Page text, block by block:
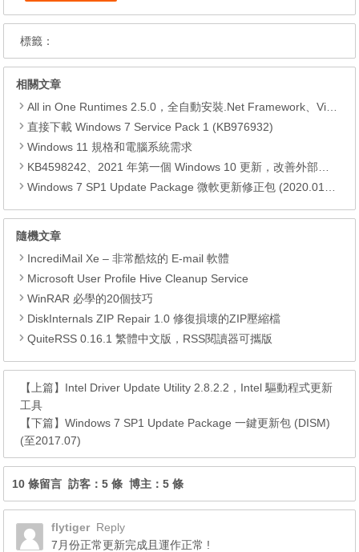
標籤：
相關文章
All in One Runtimes 2.5.0，全自動安裝.Net Framework、Visual C++、DirectX、Flash Player、JRE
直接下載 Windows 7 Service Pack 1 (KB976932)
Windows 11 規格和電腦系統需求
KB4598242、2021 年第一個 Windows 10 更新，改善外部裝置安全性、解決HTTPS安全漏洞、印表機呼叫(RPC)漏洞
Windows 7 SP1 Update Package 微軟更新修正包 (2020.01月份)
隨機文章
IncrediMail Xe – 非常酷炫的 E-mail 軟體
Microsoft User Profile Hive Cleanup Service
WinRAR 必學的20個技巧
DiskInternals ZIP Repair 1.0 修復損壞的ZIP壓縮檔
QuiteRSS 0.16.1 繁體中文版，RSS閱讀器可攜版
【上篇】 Intel Driver Update Utility 2.8.2.2，Intel 驅動程式更新
工具
【下篇】Windows 7 SP1 Update Package 一鍵更新包 (DISM)
(至2017.07)
10 條留言 訪客：5 條 博主：5 條
flytiger Reply
7月份正常更新完成且運作正常 !